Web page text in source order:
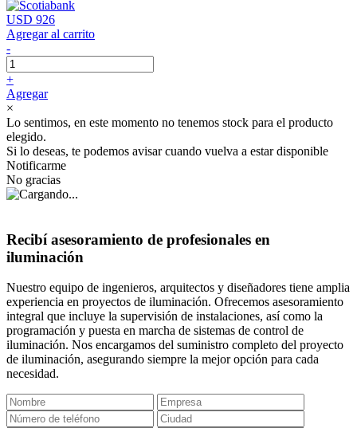
USD 926
Agregar al carrito
-
+
Agregar
×
Lo sentimos, en este momento no tenemos stock para el producto
elegido.
Si lo deseas, te podemos avisar cuando vuelva a estar disponible
Notificarme
No gracias
Recibí asesoramiento de profesionales en
iluminación
Nuestro equipo de ingenieros, arquitectos y diseñadores tiene amplia
experiencia en proyectos de iluminación. Ofrecemos asesoramiento
integral que incluye la supervisión de instalaciones, así como la
programación y puesta en marcha de sistemas de control de
iluminación. Nos encargamos del suministro completo del proyecto
de iluminación, asegurando siempre la mejor opción para cada
necesidad.